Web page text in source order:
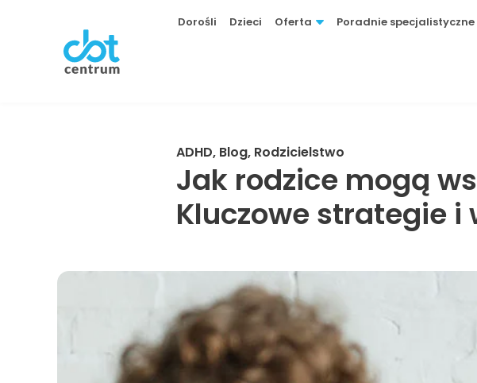
Dorośli Dzieci Oferta Poradnie specjalistyczne
ADHD, Blog, Rodzicielstwo
Jak rodzice mogą
Kluczowe strategie i